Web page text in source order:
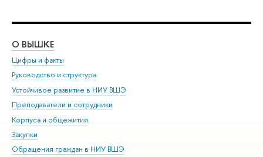
О ВЫШКЕ
Цифры и факты
Руководство и структура
Устойчивое развитие в НИУ ВШЭ
Преподаватели и сотрудники
Корпуса и общежития
Закупки
Обращения граждан в НИУ ВШЭ